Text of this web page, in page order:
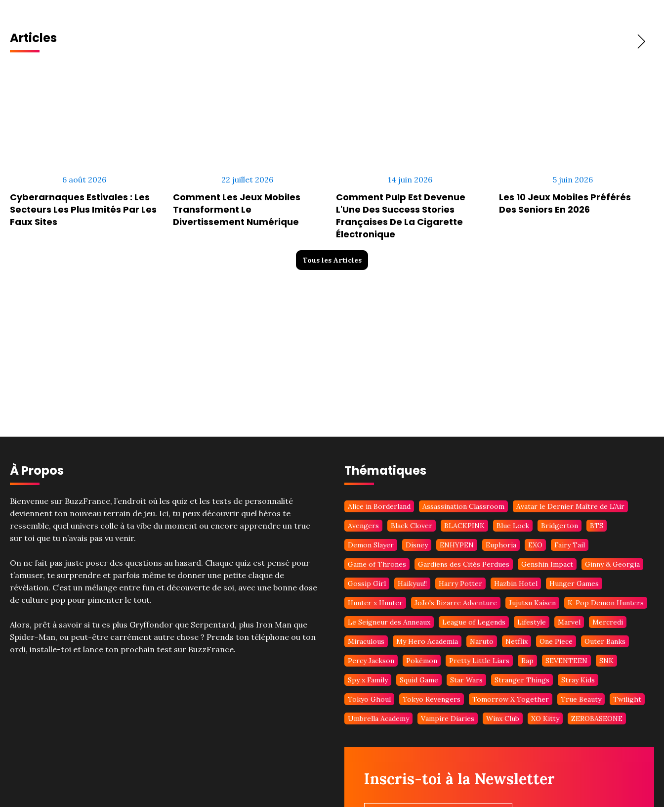
Articles
6 août 2026
Cyberarnaques Estivales : Les
Secteurs Les Plus Imités Par Les
Faux Sites
22 juillet 2026
Comment Les Jeux Mobiles
Transforment Le
Divertissement Numérique
14 juin 2026
Comment Pulp Est Devenue
L'Une Des Success Stories
Françaises De La Cigarette
Électronique
5 juin 2026
Les 10 Jeux Mobiles Préférés
Des Seniors En 2026
Tous les Articles
À Propos
Bienvenue sur BuzzFrance, l’endroit où les quiz et les tests de personnalité
deviennent ton nouveau terrain de jeu. Ici, tu peux découvrir quel héros te
ressemble, quel univers colle à ta vibe du moment ou encore apprendre un truc
sur toi que tu n’avais pas vu venir.
On ne fait pas juste poser des questions au hasard. Chaque quiz est pensé pour
t’amuser, te surprendre et parfois même te donner une petite claque de
révélation. C’est un mélange entre fun et découverte de soi, avec une bonne dose
de culture pop pour pimenter le tout.
Alors, prêt à savoir si tu es plus Gryffondor que Serpentard, plus Iron Man que
Spider-Man, ou peut-être carrément autre chose ? Prends ton téléphone ou ton
ordi, installe-toi et lance ton prochain test sur BuzzFrance.
Thématiques
Alice in Borderland Assassination Classroom Avatar le Dernier Maître de L'Air
Avengers Black Clover BLACKPINK Blue Lock Bridgerton BTS
Demon Slayer Disney ENHYPEN Euphoria EXO Fairy Tail
Game of Thrones Gardiens des Cités Perdues Genshin Impact Ginny & Georgia
Gossip Girl Haikyuu!! Harry Potter Hazbin Hotel Hunger Games
Hunter x Hunter JoJo's Bizarre Adventure Jujutsu Kaisen K-Pop Demon Hunters
Le Seigneur des Anneaux League of Legends Lifestyle Marvel Mercredi
Miraculous My Hero Academia Naruto Netflix One Piece Outer Banks
Percy Jackson Pokémon Pretty Little Liars Rap SEVENTEEN SNK
Spy x Family Squid Game Star Wars Stranger Things Stray Kids
Tokyo Ghoul Tokyo Revengers Tomorrow X Together True Beauty Twilight
Umbrella Academy Vampire Diaries Winx Club XO Kitty ZEROBASEONE
Inscris-toi à la Newsletter